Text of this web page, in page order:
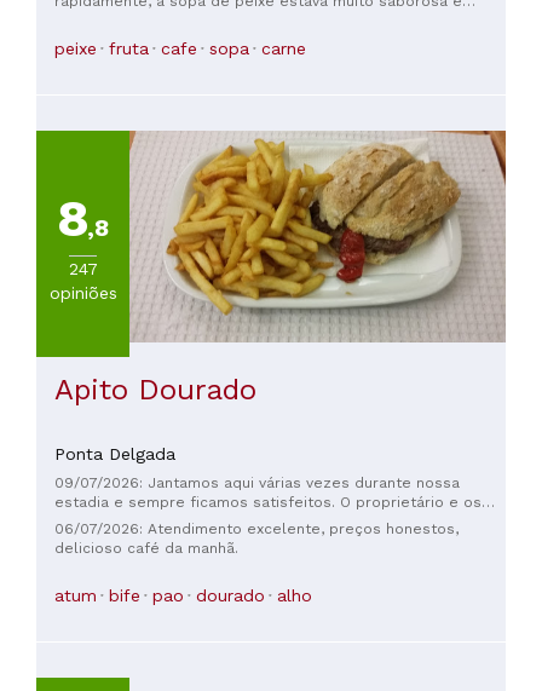
peixe fruta cafe sopa carne
8,8
247
opiniões
Apito Dourado
Ponta Delgada
09/07/2026: Jantamos aqui várias vezes durante nossa
estadia e sempre ficamos satisfeitos. O proprietário e os
funcionários são muito simpáticos. Experimentamos pratos
diferentes e sempre ficamos muito contentes. Os preços
divertido vivenciar a atmosfera animada.
06/07/2026: Atendimento excelente, preços honestos,
delicioso café da manhã.
atum bife pao dourado alho